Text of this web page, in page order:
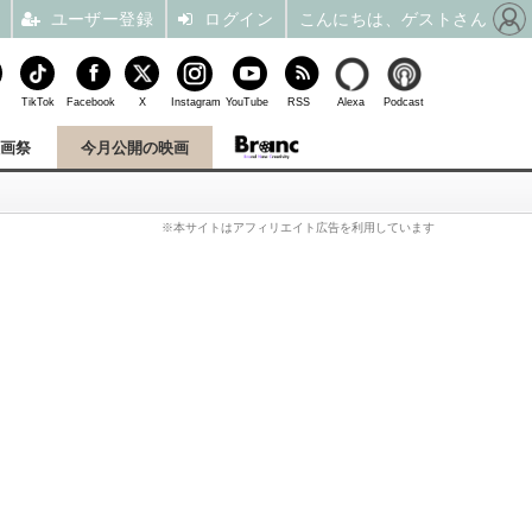
祭 今月公開の映画
※本サイトはアフィリエイト広告を利用しています
TikTok Facebook X Instagram YouTube RSS Alexa Podcast
ユーザー登録 ログイン こんにちは、ゲストさん